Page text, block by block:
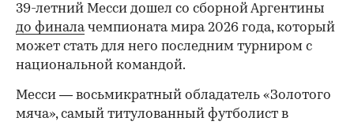
39-летний Месси дошел со сборной Аргентины
до финалачемпионата мира 2026 года, который
может стать для него последним турниром с
национальной командой.
Месси — восьмикратный обладатель «Золотого
мяча», самый титулованный футболист в